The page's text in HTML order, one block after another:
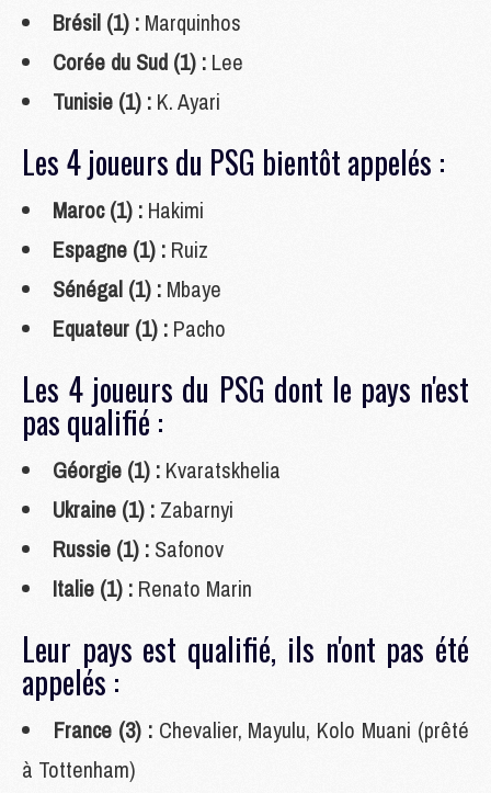
Brésil (1) : Marquinhos
Corée du Sud (1) : Lee
Tunisie (1) : K. Ayari
Les 4 joueurs du PSG bientôt appelés :
Maroc (1) : Hakimi
Espagne (1) : Ruiz
Sénégal (1) : Mbaye
Equateur (1) : Pacho
Les 4 joueurs du PSG dont le pays n'est
pas qualifié :
Géorgie (1) : Kvaratskhelia
Ukraine (1) : Zabarnyi
Russie (1) : Safonov
Italie (1) : Renato Marin
Leur pays est qualifié, ils n'ont pas été
appelés :
France (3) :Chevalier, Mayulu, Kolo Muani (prêté
à Tottenham)